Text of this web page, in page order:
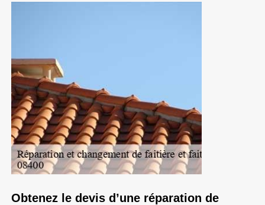
Obtenez le devis d’une réparation de